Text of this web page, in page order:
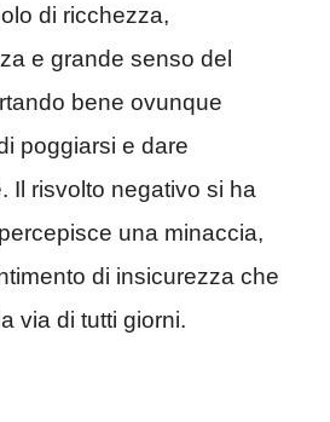
di ricchezza,
e grande senso del
bene ovunque
poggiarsi e dare
Il risvolto negativo si ha
una minaccia,
di insicurezza che
via di tutti giorni.